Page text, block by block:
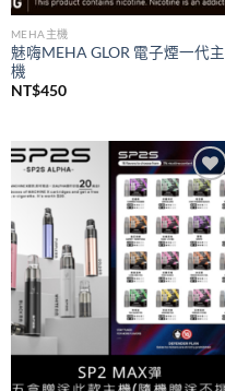
MEHA主機
魅嗨MEHA GLOR 電子煙一代主
機
NT$450
Add to
wishlist